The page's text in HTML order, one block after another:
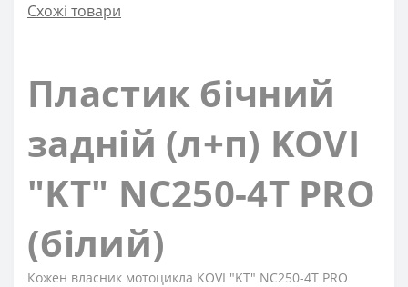
Схожі товари
Пластик бічний
задній (л+п) KOVI
"KT" NC250-4Т PRO
(білий)
Кожен власник мотоцикла KOVI "KT" NC250-4Т PRO